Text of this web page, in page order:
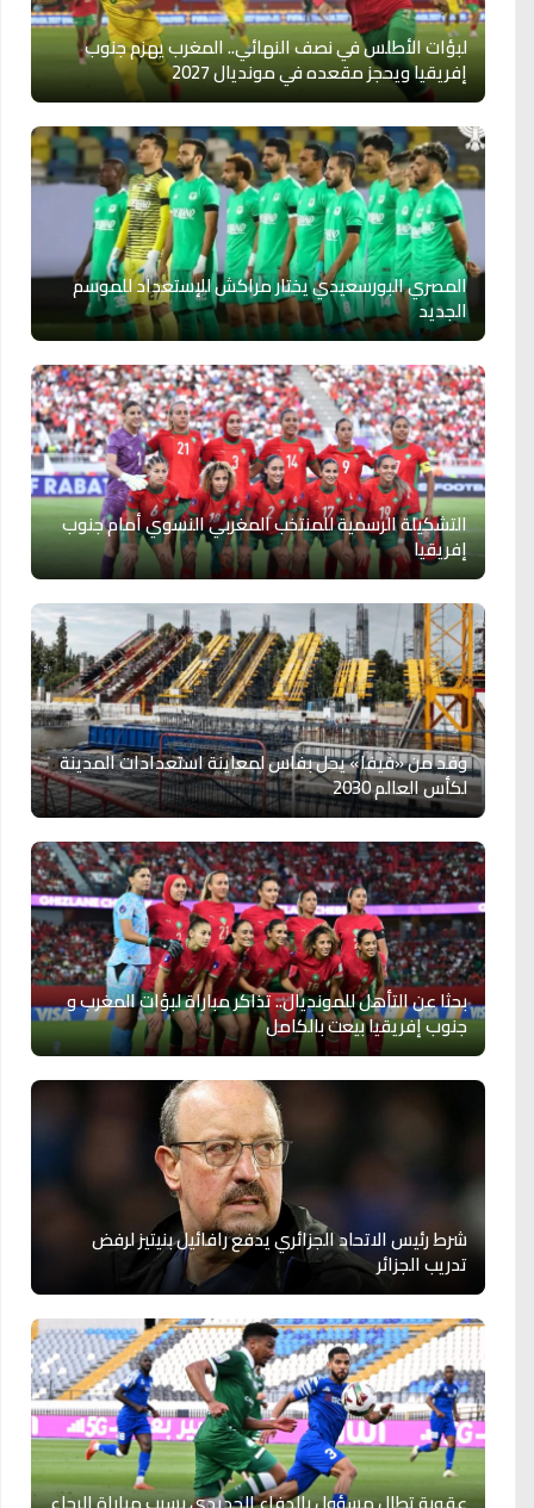
لبؤات الأطلس في نصف النهائي.. المغرب يهزم جنوب
إفريقيا ويحجز مقعده في مونديال 2027
المصري البورسعيدي يختار مراكش للإستعداد للموسم
الجديد
التشكيلة الرسمية للمنتخب المغربي النسوي أمام جنوب
إفريقيا
وفد من «فيفا» يحل بفاس لمعاينة استعدادات المدينة
لكأس العالم 2030
بحثا عن التأهل للمونديال.. تذاكر مباراة لبؤات المغرب و
جنوب إفريقيا بيعت بالكامل
شرط رئيس الاتحاد الجزائري يدفع رافائيل بنيتيز لرفض
تدريب الجزائر